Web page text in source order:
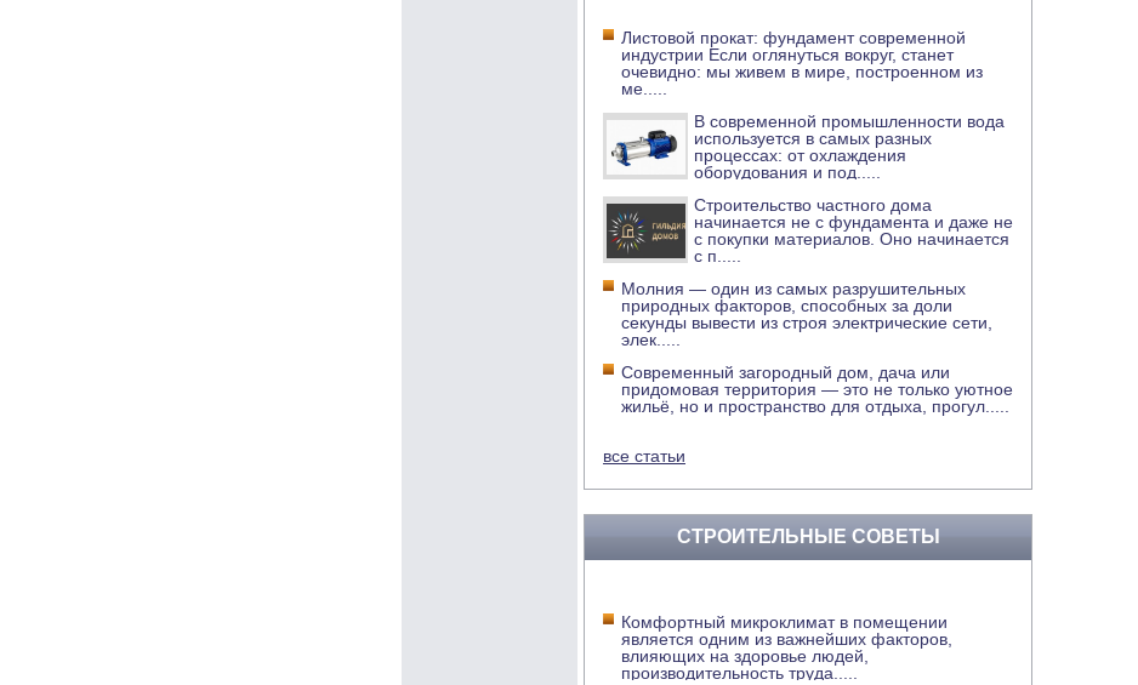
Листовой прокат: фундамент современной
индустрии Если оглянуться вокруг, станет
очевидно: мы живем в мире, построенном из
ме
В современной промышленности вода
используется в самых разных
процессах: от охлаждения
оборудования и под
Строительство частного дома
начинается не с фундамента и даже не
с покупки материалов. Оно начинается
с п
Молния — один из самых разрушительных
природных факторов, способных за доли
секунды вывести из строя электрические сети,
элек
Современный загородный дом, дача или
придомовая территория — это не только уютное
жильё, но и пространство для отдыха, прогул
все статьи
СТРОИТЕЛЬНЫЕ СОВЕТЫ
Комфортный микроклимат в помещении
является одним из важнейших факторов,
влияющих на здоровье людей,
производительность труда